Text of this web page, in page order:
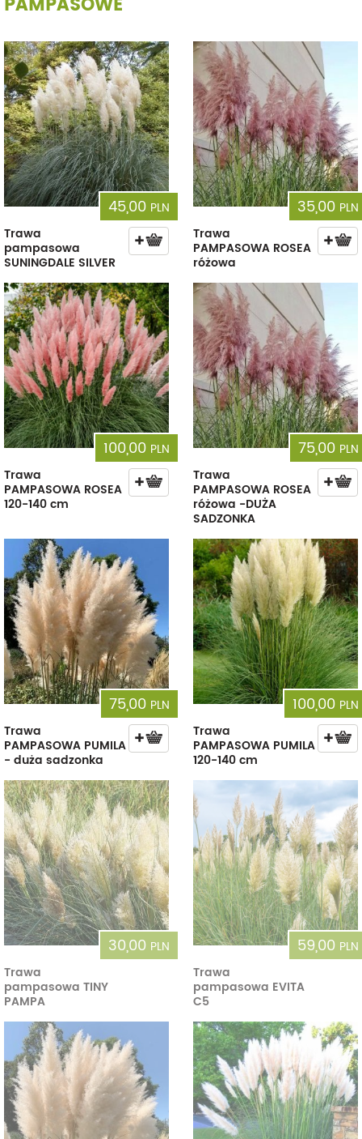
45,00 PLN
Trawa
pampasowa
SUNINGDALE SILVER
35,00 PLN
Trawa
PAMPASOWA ROSEA
różowa
100,00 PLN
Trawa
PAMPASOWA ROSEA
120-140 cm
75,00 PLN
Trawa
PAMPASOWA ROSEA
różowa -DUŻA
SADZONKA
75,00 PLN
Trawa
PAMPASOWA PUMILA
- duża sadzonka
100,00 PLN
Trawa
PAMPASOWA PUMILA
120-140 cm
30,00 PLN
Trawa
pampasowa TINY
PAMPA
59,00 PLN
Trawa
pampasowa EVITA
C5